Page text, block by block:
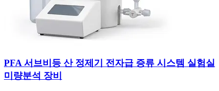
PFA 서브비등 산 정제기 전자급 증류 시스템 실험실
미량분석 장비